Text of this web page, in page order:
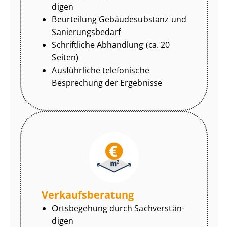
di­gen
Beurteilung Gebäudesubstanz und
Sa­nie­rungs­be­darf
Schriftliche Abhandlung (ca. 20
Seiten)
Ausführliche telefonische
Besprechung der Ergebnisse
Ver­kaufs­be­ra­tung
Ortsbegehung durch Sach­ver­stän­
di­gen